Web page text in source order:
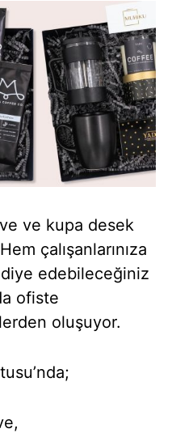
ve kupa desek
çalışanlarınıza
edebileceğiniz
ofiste
oluşuyor.